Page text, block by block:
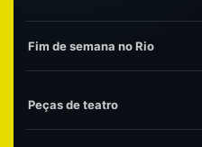
Fim de semana no Rio
Peças de teatro